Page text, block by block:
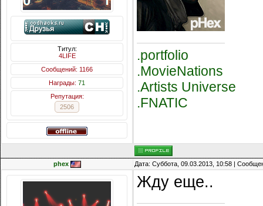
Титул:
4LIFE
Сообщений: 1166
Награды: 71
Репутация:
2506
.portfolio
.MovieNations
.Artists Universe
.FNATIC
phex Дата: Суббота, 09.03.2013, 10:58 |
Жду еще..